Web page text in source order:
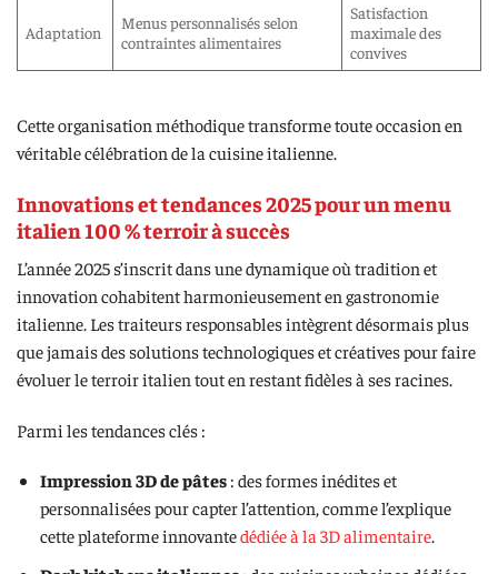
Adaptation
Menus personnalisés selon
contraintes alimentaires
Satisfaction
maximale des
convives
Cette organisation méthodique transforme toute occasion en
véritable célébration de la cuisine italienne.
Innovations et tendances 2025 pour un menu
italien 100 % terroir à succès
L’année 2025 s’inscrit dans une dynamique où tradition et
innovation cohabitent harmonieusement en gastronomie
italienne. Les traiteurs responsables intègrent désormais plus
que jamais des solutions technologiques et créatives pour faire
évoluer le terroir italien tout en restant fidèles à ses racines.
Parmi les tendances clés :
Impression 3D de pâtes: des formes inédites et
personnalisées pour capter l’attention, comme l’explique
cette plateforme innovantedédiée à la 3D alimentaire.